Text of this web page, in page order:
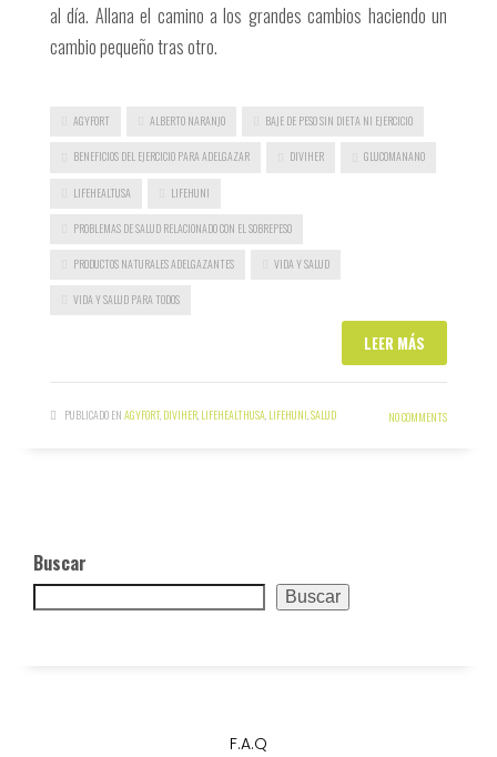
al día. Allana el camino a los grandes cambios haciendo un
cambio pequeño tras otro.
AGYFORT ALBERTO NARANJO BAJE DE PESO SIN DIETA NI EJERCICIO
BENEFICIOS DEL EJERCICIO PARA ADELGAZAR DIVIHER GLUCOMANANO
LIFEHEALTUSA LIFEHUNI
PROBLEMAS DE SALUD RELACIONADO CON EL SOBREPESO
PRODUCTOS NATURALES ADELGAZANTES VIDA Y SALUD
VIDA Y SALUD PARA TODOS
LEER MÁS
PUBLICADO EN AGYFORT, DIVIHER, LIFEHEALTHUSA, LIFEHUNI,SALUD NO COMMENTS
Buscar
Buscar
F.A.Q